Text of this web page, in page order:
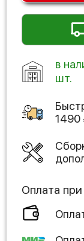
в
шт.
1490
Оплата